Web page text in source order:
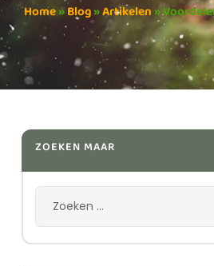
Home»Blog»Artikelen»
ZOEKEN MAAR